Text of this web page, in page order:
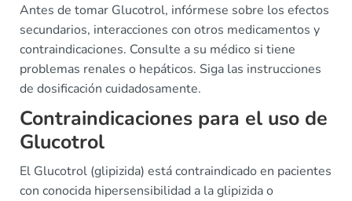
Antes de tomar Glucotrol, infórmese sobre los efectos
secundarios, interacciones con otros medicamentos y
contraindicaciones. Consulte a su médico si tiene
problemas renales o hepáticos. Siga las instrucciones
de dosificación cuidadosamente.
Contraindicaciones para el uso de
Glucotrol
El Glucotrol (glipizida) está contraindicado en pacientes
con conocida hipersensibilidad a la glipizida o